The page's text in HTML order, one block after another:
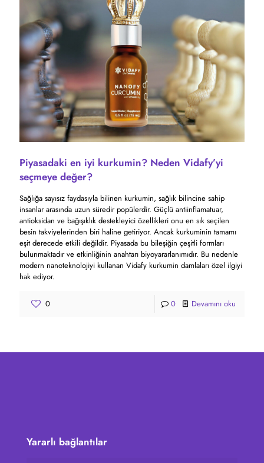
Piyasadaki en iyi kurkumin? Neden Vidafy’yi
seçmeye değer?
Sağlığa sayısız faydasıyla bilinen kurkumin, sağlık bilincine sahip
insanlar arasında uzun süredir popülerdir. Güçlü antiinflamatuar,
antioksidan ve bağışıklık destekleyici özellikleri onu en sık seçilen
besin takviyelerinden biri haline getiriyor. Ancak kurkuminin tamamı
eşit derecede etkili değildir. Piyasada bu bileşiğin çeşitli formları
bulunmaktadır ve etkinliğinin anahtarı biyoyararlanımıdır. Bu nedenle
modern nanoteknolojiyi kullanan Vidafy kurkumin damlaları özel ilgiyi
hak ediyor.
0 0 Devamını oku
Yararlı bağlantılar